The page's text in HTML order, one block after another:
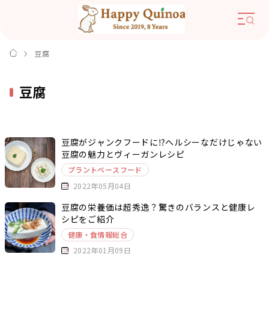
豆腐
豆腐
豆腐がジャンクフードに⁉ヘルシーなだけじゃない
豆腐の魅力とヴィーガンレシピ
プラントベースフード
2022年05月04日
豆腐の栄養価は超秀逸？驚きのバランスと健康レ
シピをご紹介
健康・食情報総合
2022年01月09日